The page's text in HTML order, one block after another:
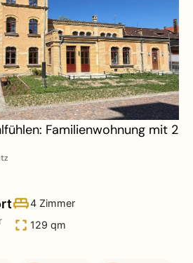
Familienwohnung mit 2
4 Zimmer
129 qm